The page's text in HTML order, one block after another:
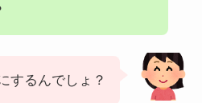
するんでしょ？